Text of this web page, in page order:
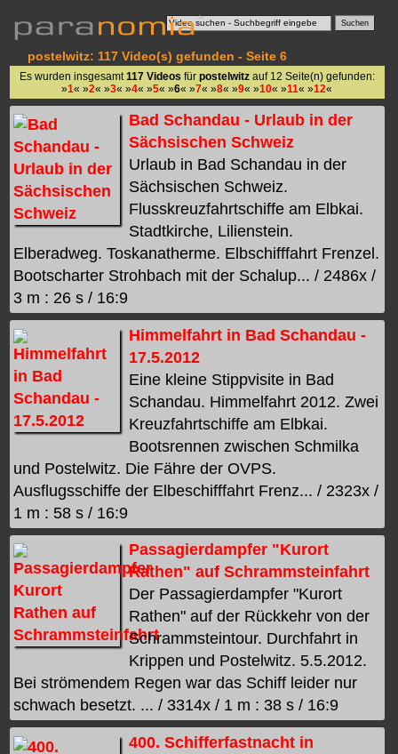
postelwitz: 117 Video(s) gefunden - Seite 6
Es wurden insgesamt 117 Videos für postelwitzauf 12 Seite(n) gefunden:
»1« »2« »3« »4« »5« »6« »7« »8« »9« »10« »11« »12«
Bad Schandau - Urlaub in der
Sächsischen Schweiz
Urlaub in Bad Schandau in der
Sächsischen Schweiz.
Flusskreuzfahrtschiffe am Elbkai.
Stadtkirche, Lilienstein.
Elberadweg. Toskanatherme. Elbschifffahrt Frenzel.
Bootscharter Strohbach mit der Schalup... / 2486x /
3 m : 26 s / 16:9
Himmelfahrt in Bad Schandau -
17.5.2012
Eine kleine Stippvisite in Bad
Schandau. Himmelfahrt 2012. Zwei
Kreuzfahrtschiffe am Elbkai.
Bootsrennen zwischen Schmilka
und Postelwitz. Die Fähre der OVPS.
Ausflugsschiffe der Elbeschifffahrt Frenz... / 2323x /
1 m : 58 s / 16:9
Passagierdampfer "Kurort
Rathen" auf Schrammsteinfahrt
Der Passagierdampfer "Kurort
Rathen" auf der Rückkehr von der
Schrammsteintour. Durchfahrt in
Krippen und Postelwitz. 5.5.2012.
Bei strömendem Regen war das Schiff leider nur
schwach besetzt. ... / 3314x / 1 m : 38 s / 16:9
400. Schifferfastnacht in